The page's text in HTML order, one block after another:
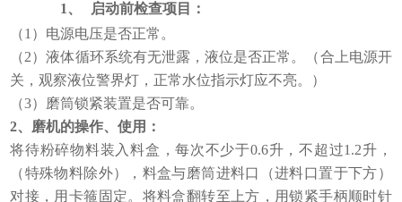
1、
启动前检查项目：
（1）电源电压是否正常。
（2）液体循环系统有无泄露，液位是否正常。（合上电源开
关，观察液位警界灯，正常水位指示灯应不亮。）
（3）磨筒锁紧装置是否可靠。
2、磨机的操作、使用：
将待粉碎物料装入料盒，每次不少于0.6升，不超过1.2升，
（特殊物料除外），料盒与磨筒进料口（进料口置于下方）
对接，用卡箍固定。将料盒翻转至上方，用锁紧手柄顺时针